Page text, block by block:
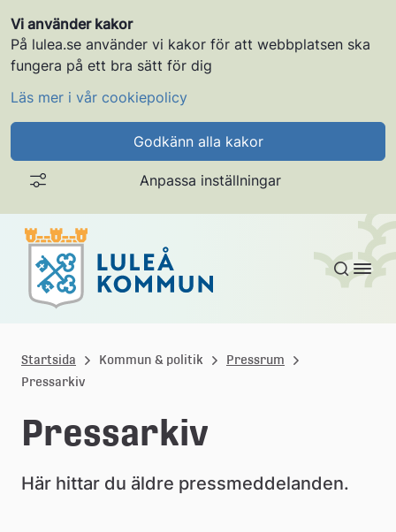
Vi använder kakor
På lulea.se använder vi kakor för att webbplatsen ska
fungera på ett bra sätt för dig
Läs mer i vår cookiepolicy
Godkänn alla kakor
Anpassa inställningar
Gå till innehållet
u
l
e
å
k
Startsida Kommun & politik
Pressrum
Pressarkiv
Pressarkiv
Här hittar du äldre pressmeddelanden.